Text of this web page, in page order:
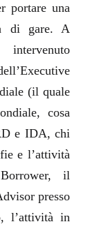
portare una
di gare. A
(il quale
cosa
e IDA, chi
e l’attività
il
presso
l’attività in